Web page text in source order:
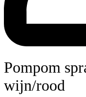
pompom spray sm 100 cm
wijn/rood